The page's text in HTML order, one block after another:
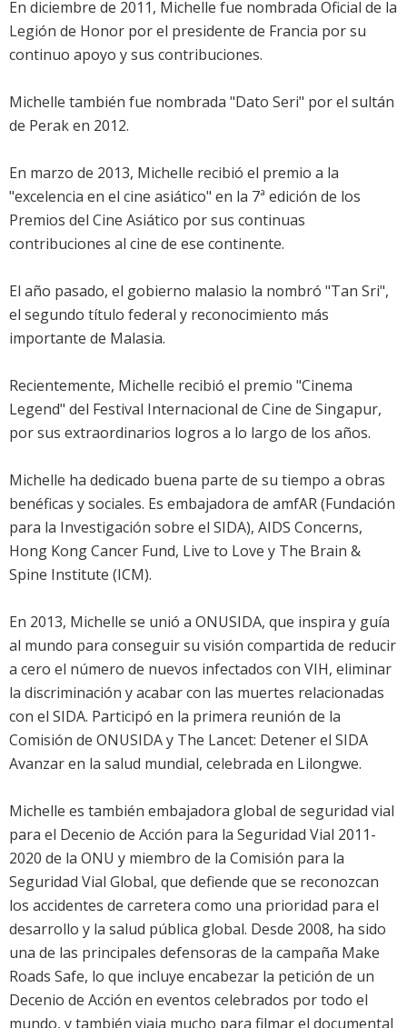
En diciembre de 2011, Michelle fue nombrada Oficial de la
Legión de Honor por el presidente de Francia por su
continuo apoyo y sus contribuciones.
Michelle también fue nombrada "Dato Seri" por el sultán
de Perak en 2012.
En marzo de 2013, Michelle recibió el premio a la
"excelencia en el cine asiático" en la 7ª edición de los
Premios del Cine Asiático por sus continuas
contribuciones al cine de ese continente.
El año pasado, el gobierno malasio la nombró "Tan Sri",
el segundo título federal y reconocimiento más
importante de Malasia.
Recientemente, Michelle recibió el premio "Cinema
Legend" del Festival Internacional de Cine de Singapur,
por sus extraordinarios logros a lo largo de los años.
Michelle ha dedicado buena parte de su tiempo a obras
benéficas y sociales. Es embajadora de amfAR (Fundación
para la Investigación sobre el SIDA), AIDS Concerns,
Hong Kong Cancer Fund, Live to Love y The Brain &
Spine Institute (ICM).
En 2013, Michelle se unió a ONUSIDA, que inspira y guía
al mundo para conseguir su visión compartida de reducir
a cero el número de nuevos infectados con VIH, eliminar
la discriminación y acabar con las muertes relacionadas
con el SIDA. Participó en la primera reunión de la
Comisión de ONUSIDA y The Lancet: Detener el SIDA 
Avanzar en la salud mundial, celebrada en Lilongwe.
Michelle es también embajadora global de seguridad vial
para el Decenio de Acción para la Seguridad Vial 2011-
2020 de la ONU y miembro de la Comisión para la
Seguridad Vial Global, que defiende que se reconozcan
los accidentes de carretera como una prioridad para el
desarrollo y la salud pública global. Desde 2008, ha sido
una de las principales defensoras de la campaña Make
Roads Safe, lo que incluye encabezar la petición de un
Decenio de Acción en eventos celebrados por todo el
mundo, y también viaja mucho para filmar el documental